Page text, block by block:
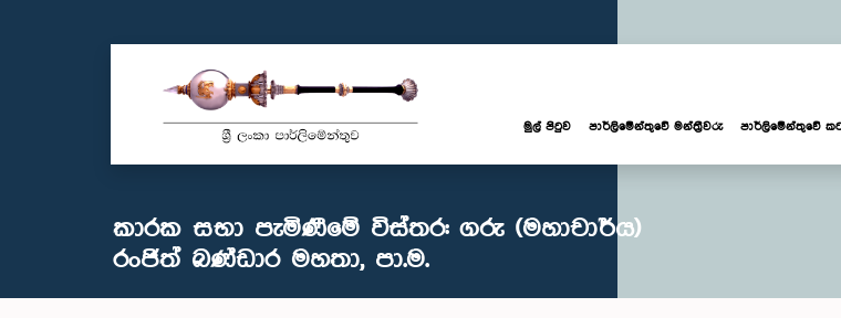
මුල් පිටුව පාර්ලි‌මේන්තුවේ මන්ත්‍රීවරු පාර්ලිමේන්තුවේ
කාරක සභා පැමිණීමේ විස්තර: ගරු (මහාචාර්ය)
රංජිත් බණ්ඩාර මහතා, පා.ම.